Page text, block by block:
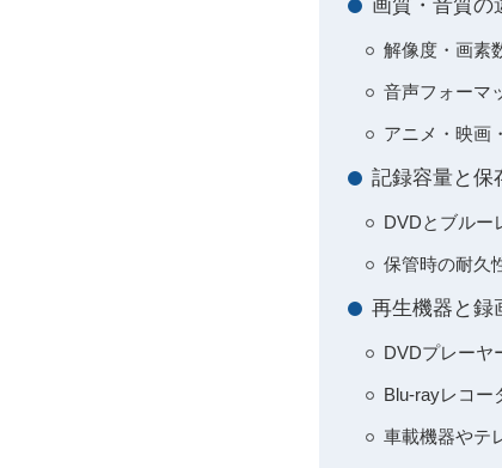
画質・音質の
解像度・画素
音声フォーマ
アニメ・映画
記録容量と保
DVDとブルー
保管時の耐久
再生機器と録
DVDプレーヤ
Blu-rayレコー
車載機器やテ